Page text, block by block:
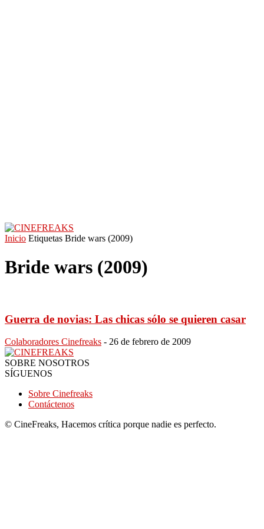
Inicio Etiquetas Bride wars (2009)
Bride wars (2009)
Guerra de novias: Las chicas sólo se quieren casar
Colaboradores Cinefreaks - 26 de febrero de 2009
SOBRE NOSOTROS
SÍGUENOS
Sobre Cinefreaks
Contáctenos
© CineFreaks, Hacemos crítica porque nadie es perfecto.